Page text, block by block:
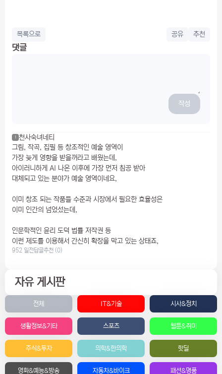
목록으로 공유 추천
댓글
작성
1
천사숙녀네티
그림, 작곡, 집필 등 창조적인 예술 영역이
가장 늦게 영향을 받을꺼라고 배웠는데,
아이러니하게 AI 나온 이후에 가장 먼저 침공 받아
대체되고 있는 분야가 예술 영역이네요,
이미 창조 되는 작품들 수준과 시장에서 필요한 효율성은
이미 인간의 넘었섰는데,
인문학적인 윤리 도덕 법률 저작권 등
이런 제도를 이용해서 간신히 확장을 막고 있는 상태죠,
952 일전답글추천 (0)
자유 게시판
전체 IT&기술 시사&정치
생활정보&기타 스포츠 웹툰&취미
주식&투자 의학&한의학 핫딜
영화&예능&방송 자동차&바이크 패션&명품